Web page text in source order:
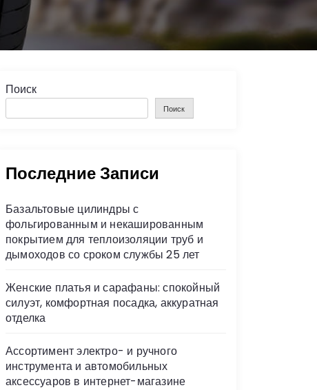
Поиск
Поиск
Последние Записи
Базальтовые цилиндры с
фольгированным и некашированным
покрытием для теплоизоляции труб и
дымоходов со сроком службы 25 лет
Женские платья и сарафаны: спокойный
силуэт, комфортная посадка, аккуратная
отделка
Ассортимент электро- и ручного
инструмента и автомобильных
аксессуаров в интернет-магазине